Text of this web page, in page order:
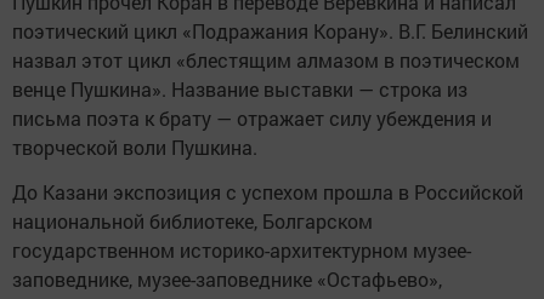
поэтический цикл «Подражания Корану». В.Г. Белинский
назвал этот цикл «блестящим алмазом в поэтическом
венце Пушкина». Название выставки — строка из
письма поэта к брату — отражает силу убеждения и
творческой воли Пушкина.
До Казани экспозиция с успехом прошла в Российской
национальной библиотеке, Болгарском
государственном историко-архитектурном музее-
заповеднике, музее-заповеднике «Остафьево»,